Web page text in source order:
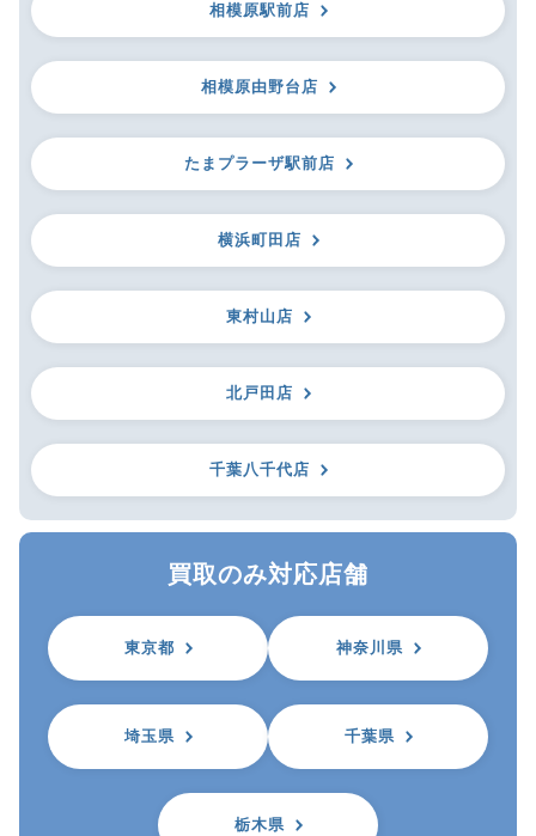
相模原駅前店
相模原由野台店
たまプラーザ駅前店
横浜町田店
東村山店
北戸田店
千葉八千代店
買取のみ対応店舗
東京都 神奈川県
埼玉県 千葉県
栃木県